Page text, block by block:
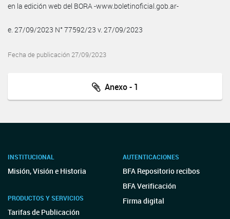
en la edición web del BORA -www.boletinoficial.gob.ar-
e. 27/09/2023 N° 77592/23 v. 27/09/2023
Fecha de publicación 27/09/2023
Anexo - 1
INSTITUCIONAL
Misión, Visión e Historia
PRODUCTOS Y SERVICIOS
Tarifas de Publicación
AUTENTICACIONES
BFA Repositorio recibos
BFA Verificación
Firma digital